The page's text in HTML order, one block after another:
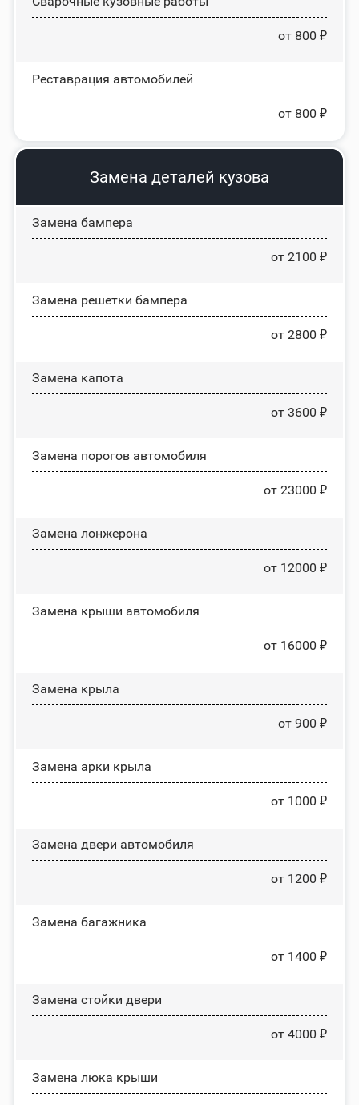
от 800 ₽
Реставрация автомобилей
от 800 ₽
Замена деталей кузова
Замена бампера
от 2100 ₽
Замена решетки бампера
от 2800 ₽
Замена капота
от 3600 ₽
Замена порогов автомобиля
от 23000 ₽
Замена лонжерона
от 12000 ₽
Замена крыши автомобиля
от 16000 ₽
Замена крыла
от 900 ₽
Замена арки крыла
от 1000 ₽
Замена двери автомобиля
от 1200 ₽
Замена багажника
от 1400 ₽
Зaмeнa cтoйĸи двepи
от 4000 ₽
Зaмeнa люĸa ĸpыши